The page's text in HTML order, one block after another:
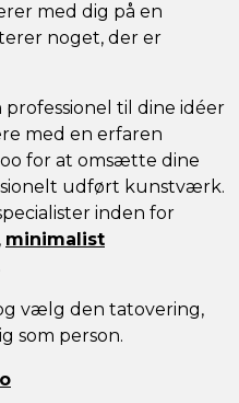
med dig på en
noget, der er
til dine idéer
med en erfaren
for at omsætte dine
udført kunstværk.
inden for
, minimalist
vælg den tatovering,
som person.